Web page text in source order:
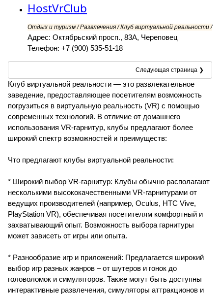
HostVrClub
Отдых и туризм / Развлечения / Клуб виртуальной реальности /
Адрес: Октябрьский просп., 83А, Череповец
Телефон: +7 (900) 535-51-18
Следующая страница ❯
Клуб виртуальной реальности — это развлекательное
заведение, предоставляющее посетителям возможность
погрузиться в виртуальную реальность (VR) с помощью
современных технологий. В отличие от домашнего
использования VR-гарнитур, клубы предлагают более
широкий спектр возможностей и преимуществ:
Что предлагают клубы виртуальной реальности:
* Широкий выбор VR-гарнитур: Клубы обычно располагают
несколькими высококачественными VR-гарнитурами от
ведущих производителей (например, Oculus, HTC Vive,
PlayStation VR), обеспечивая посетителям комфортный и
захватывающий опыт. Возможность выбора гарнитуры
может зависеть от игры или опыта.
* Разнообразие игр и приложений: Предлагается широкий
выбор игр разных жанров – от шутеров и гонок до
головоломок и симуляторов. Также могут быть доступны
интерактивные развлечения, симуляторы аттракционов и